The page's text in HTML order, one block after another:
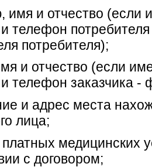
и отчество (если
телефон потребителя
потребителя);
и отчество (если
телефон заказчика -
и адрес места
лица;
медицинских
с договором;